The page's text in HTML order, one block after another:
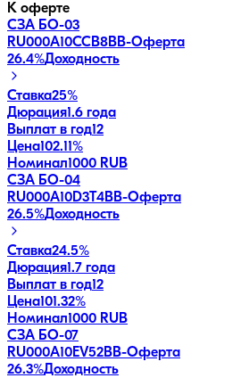
К оферте
СЗА БО-03
RU000A10CCB8BB-Оферта
26.4%Доходность
Ставка25%
Дюрация1.6 года
Выплат в год12
Цена102.11%
Номинал1000 RUB
СЗА БО-04
RU000A10D3T4BB-Оферта
26.5%Доходность
Ставка24.5%
Дюрация1.7 года
Выплат в год12
Цена101.32%
Номинал1000 RUB
СЗА БО-07
RU000A10EV52BB-Оферта
26.3%Доходность